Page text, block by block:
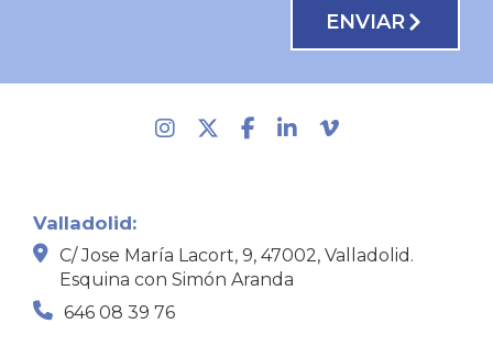
ENVIAR
Valladolid:
C/ Jose María Lacort, 9, 47002, Valladolid.
Esquina con Simón Aranda
646 08 39 76